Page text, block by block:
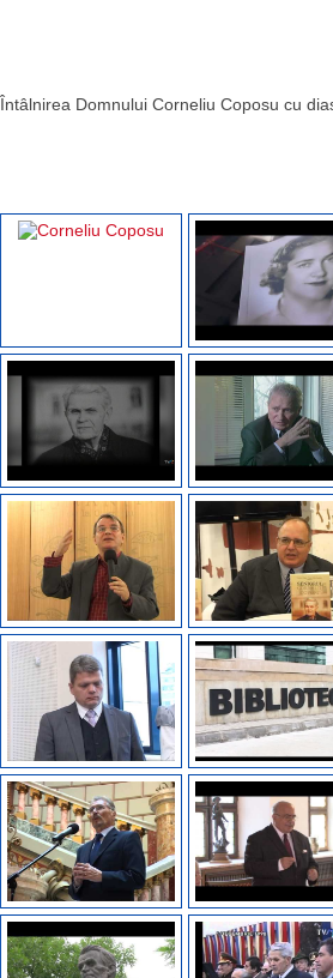
Întâlnirea Domnului Corneliu Coposu cu